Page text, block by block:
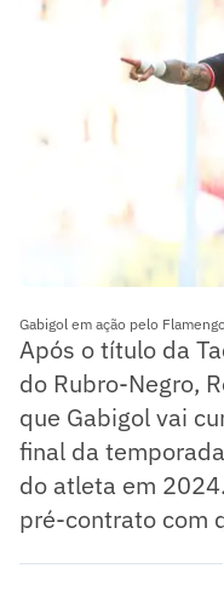
Gabigol em ação pelo
Após o título da
do Rubro-Negro,
que Gabigol vai
final da
do atleta em
pré-contrato com